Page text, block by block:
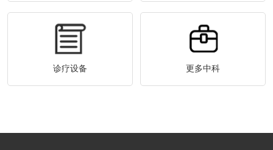
诊疗设备 更多中科